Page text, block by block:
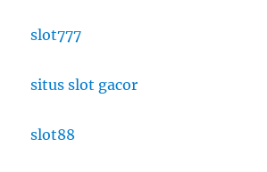
slot777
situs slot gacor
slot88